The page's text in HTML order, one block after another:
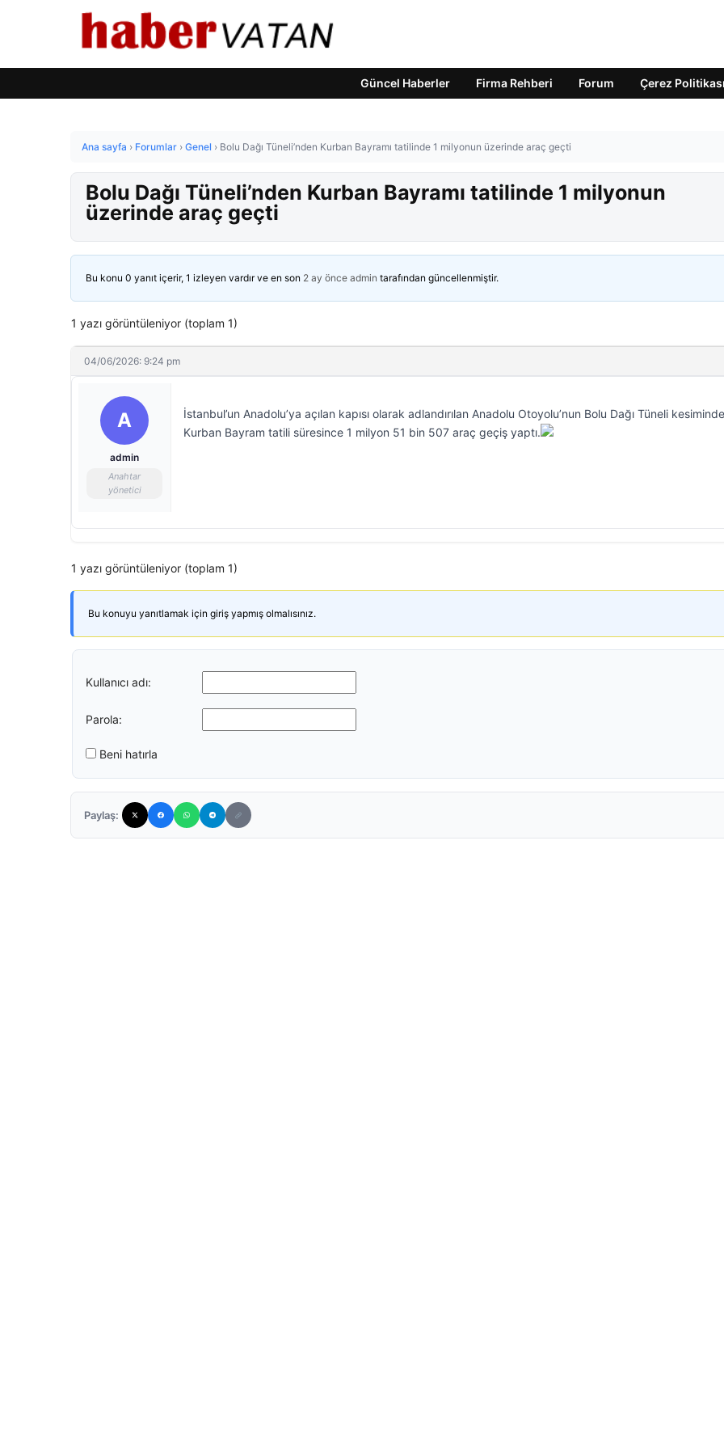
Güncel Haberler Firma Rehberi Forum Çerez Politikası
Ana sayfa › Forumlar › Genel › Bolu Dağı Tüneli’nden Kurban Bayramı tatilinde 1 milyonun üzerinde araç geçti
Bolu Dağı Tüneli’nden Kurban Bayramı tatilinde 1 milyonun
üzerinde araç geçti
Bu konu 0 yanıt içerir, 1 izleyen vardır ve en son 2 ay önce admin tarafından güncellenmiştir.
1 yazı görüntüleniyor (toplam 1)
04/06/2026: 9:24 pm
A
admin
Anahtar
yönetici
İstanbul’un Anadolu’ya açılan kapısı olarak adlandırılan Anadolu Otoyolu’nun Bolu Dağı Tüneli
Kurban Bayram tatili süresince 1 milyon 51 bin 507 araç geçiş yaptı.
1 yazı görüntüleniyor (toplam 1)
Bu konuyu yanıtlamak için giriş yapmış olmalısınız.
Kullanıcı adı:
Parola:
Beni hatırla
Paylaş: